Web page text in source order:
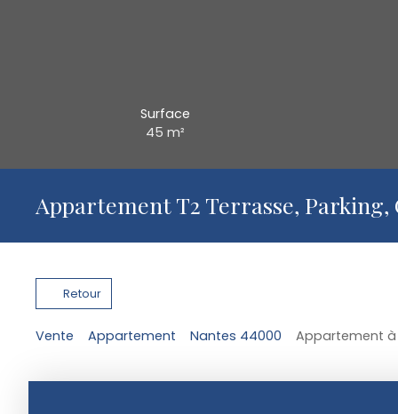
Surface
45m²
Appartement T2 Terrasse, Parking,
Retour
Vente Appartement Nantes 44000 Appartement à